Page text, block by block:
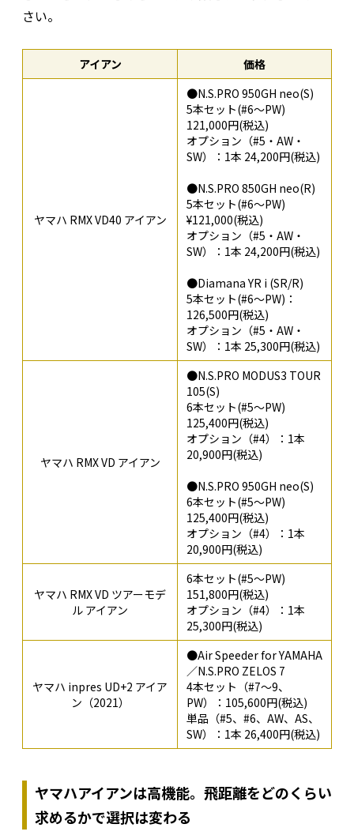
さい。
アイアン 価格
ヤマハ RMX VD40 アイアン
●N.S.PRO 950GH neo(S)
5本セット(#6～PW)
121,000円(税込)
オプション（#5・AW・
SW）：1本 24,200円(税込)
●N.S.PRO 850GH neo(R)
5本セット(#6～PW)
¥121,000(税込)
オプション（#5・AW・
SW）：1本 24,200円(税込)
●Diamana YR i (SR/R)
5本セット(#6～PW)：
126,500円(税込)
オプション（#5・AW・
SW）：1本 25,300円(税込)
ヤマハ RMX VD アイアン
●N.S.PRO MODUS3 TOUR
105(S)
6本セット(#5～PW)
125,400円(税込)
オプション（#4）：1本
20,900円(税込)
●N.S.PRO 950GH neo(S)
6本セット(#5～PW)
125,400円(税込)
オプション（#4）：1本
20,900円(税込)
ヤマハ RMX VD ツアーモデ
ル アイアン
6本セット(#5～PW)
151,800円(税込)
オプション（#4）：1本
25,300円(税込)
ヤマハ inpres UD+2 アイア
ン（2021）
●Air Speeder for YAMAHA
／N.S.PRO ZELOS 7
4本セット（#7～9、
PW）：105,600円(税込)
単品（#5、#6、AW、AS、
SW）：1本 26,400円(税込)
ヤマハアイアンは高機能。飛距離をどのくらい
求めるかで選択は変わる